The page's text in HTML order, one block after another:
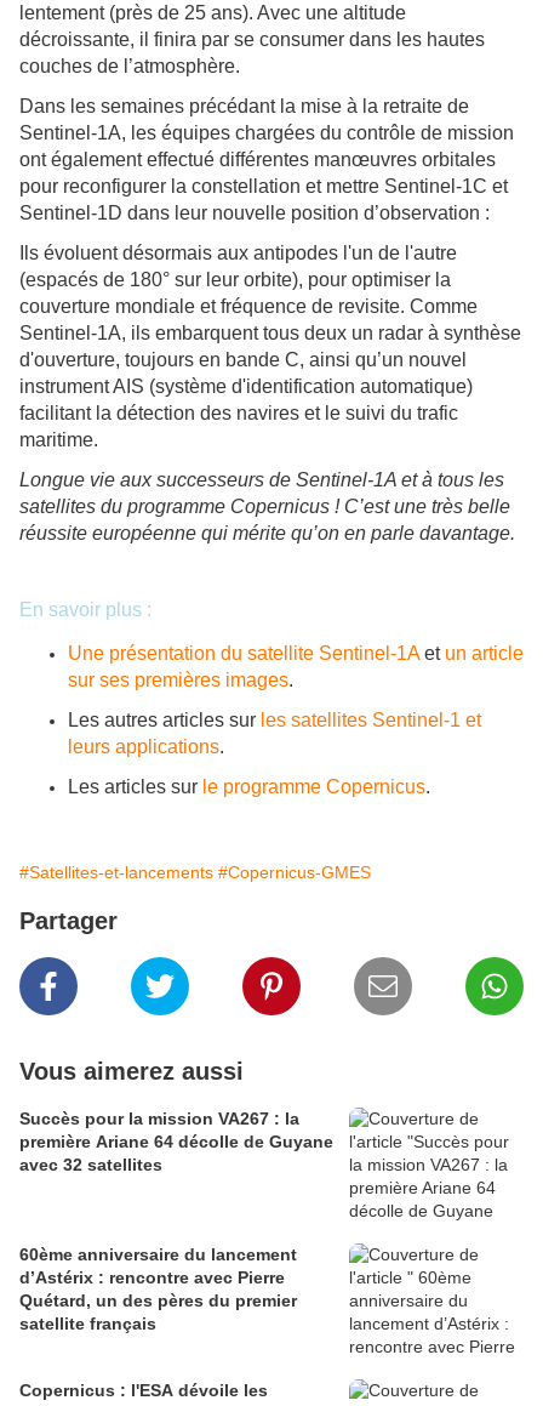
lentement (près de 25 ans). Avec une altitude
décroissante, il finira par se consumer dans les hautes
couches de l’atmosphère.
Dans les semaines précédant la mise à la retraite de
Sentinel-1A, les équipes chargées du contrôle de mission
ont également effectué différentes manœuvres orbitales
pour reconfigurer la constellation et mettre Sentinel-1C et
Sentinel-1D dans leur nouvelle position d’observation :
Ils évoluent désormais aux antipodes l'un de l'autre
(espacés de 180° sur leur orbite), pour optimiser la
couverture mondiale et fréquence de revisite. Comme
Sentinel-1A, ils embarquent tous deux un radar à synthèse
d'ouverture, toujours en bande C, ainsi qu’un nouvel
instrument AIS (système d'identification automatique)
facilitant la détection des navires et le suivi du trafic
maritime.
Longue vie aux successeurs de Sentinel-1A et à tous les
satellites du programme Copernicus ! C’est une très belle
réussite européenne qui mérite qu’on en parle davantage.
En savoir plus :
Une présentation du satellite Sentinel-1Aet un article
sur ses premières images.
Les autres articles sur les satellites Sentinel-1 et
leurs applications.
Les articles sur le programme Copernicus.
#Satellites-et-lancements #Copernicus-GMES
Partager
Vous aimerez aussi
Succès pour la mission VA267 : la
première Ariane 64 décolle de Guyane
avec 32 satellites
60ème anniversaire du lancement
d’Astérix : rencontre avec Pierre
Quétard, un des pères du premier
satellite français
Copernicus : l'ESA dévoile les